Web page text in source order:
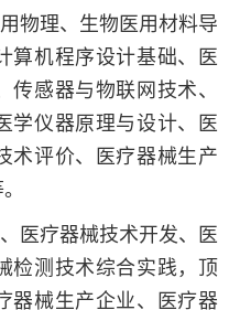
物理、生物医用材料导
算机程序设计基础、医
感器与物联网技术、
学仪器原理与设计、医
术评价、医疗器械生产
医疗器械技术开发、医
检测技术综合实践，顶
器械生产企业、医疗器